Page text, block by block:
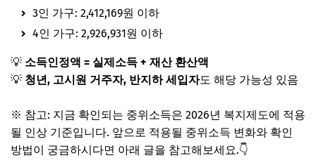
3인 가구: 2,412,169원 이하
4인 가구: 2,926,931원 이하
💡 소득인정액 = 실제소득 + 재산 환산액
💡 청년, 고시원 거주자, 반지하 세입자도 해당 가능성 있음
※ 참고: 지금 확인되는 중위소득은 2026년 복지제도에 적용
될 인상 기준입니다. 앞으로 적용될 중위소득 변화와 확인
방법이 궁금하시다면 아래 글을 참고해보세요.👇